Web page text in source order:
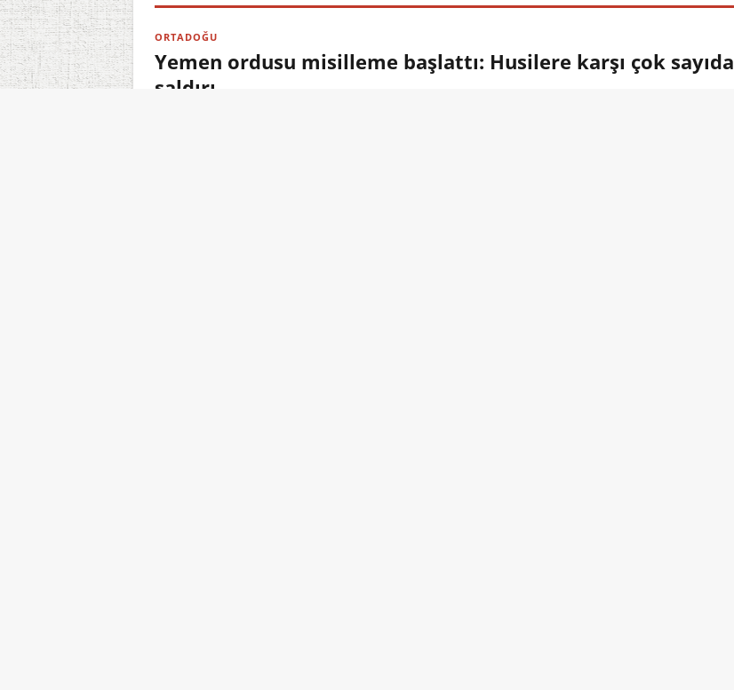
ORTADOĞU
Yemen ordusu misilleme başlattı: Husilere karşı çok sayıda
saldırı